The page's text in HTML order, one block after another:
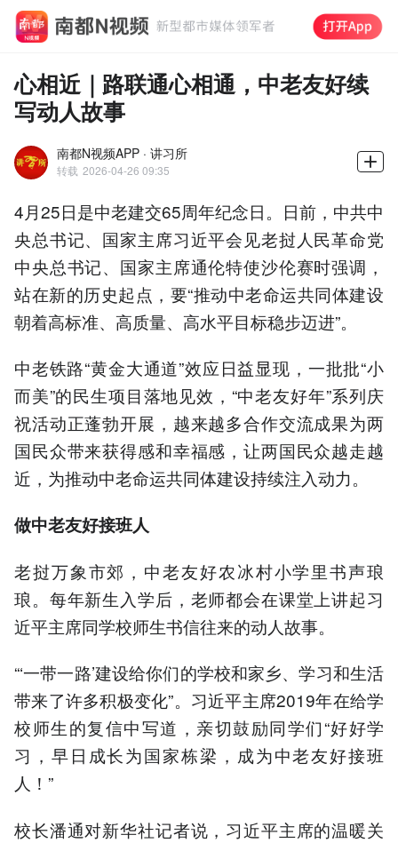
心相近｜路联通心相通，中老友好续
写动人故事
南都N视频APP · 讲习所
转载 2026-04-26 09:35
4月25日是中老建交65周年纪念日。日前，中共中
央总书记、国家主席习近平会见老挝人民革命党
中央总书记、国家主席通伦特使沙伦赛时强调，
站在新的历史起点，要“推动中老命运共同体建设
朝着高标准、高质量、高水平目标稳步迈进”。
中老铁路“黄金大通道”效应日益显现，一批批“小
而美”的民生项目落地见效，“中老友好年”系列庆
祝活动正蓬勃开展，越来越多合作交流成果为两
国民众带来获得感和幸福感，让两国民众越走越
近，为推动中老命运共同体建设持续注入动力。
做中老友好接班人
老挝万象市郊，中老友好农冰村小学里书声琅
琅。每年新生入学后，老师都会在课堂上讲起习
近平主席同学校师生书信往来的动人故事。
“‘一带一路’建设给你们的学校和家乡、学习和生活
带来了许多积极变化”。习近平主席2019年在给学
校师生的复信中写道，亲切鼓励同学们“好好学
习，早日成长为国家栋梁，成为中老友好接班
人！”
校长潘通对新华社记者说，习近平主席的温暖关